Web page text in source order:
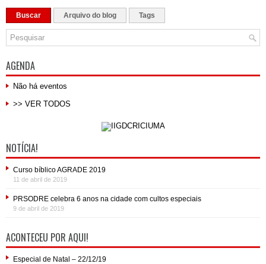
Buscar Arquivo do blog Tags
AGENDA
Não há eventos
>> VER TODOS
NOTÍCIA!
Curso bíblico AGRADE 2019
11 de abril de 2019
PRSODRE celebra 6 anos na cidade com cultos especiais
9 de abril de 2019
ACONTECEU POR AQUI!
Especial de Natal – 22/12/19